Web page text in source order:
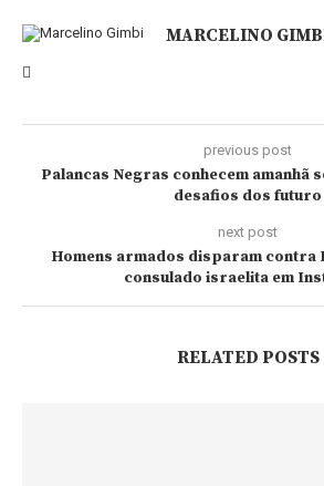
MARCELINO
previous post
Palancas Negras conhecem amanhã
desafios dos futuro
next post
Homens armados disparam contra
consulado israelita em
RELATED POSTS